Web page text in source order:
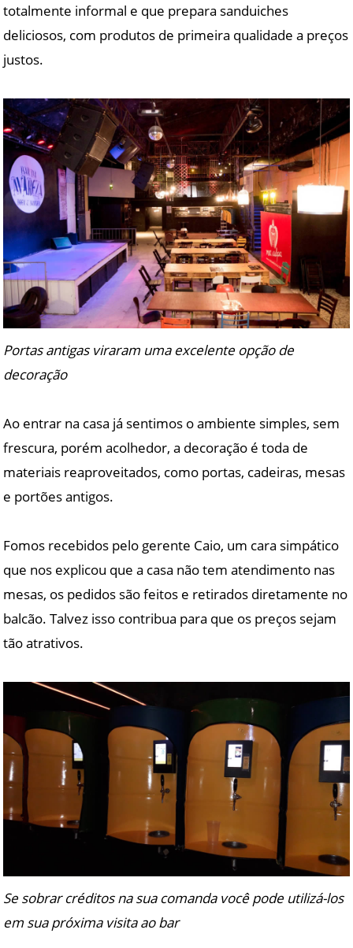
totalmente informal e que prepara sanduiches
deliciosos, com produtos de primeira qualidade a preços
justos.
Portas antigas viraram uma excelente opção de
decoração
Ao entrar na casa já sentimos o ambiente simples, sem
frescura, porém acolhedor, a decoração é toda de
materiais reaproveitados, como portas, cadeiras, mesas
e portões antigos.
Fomos recebidos pelo gerente Caio, um cara simpático
que nos explicou que a casa não tem atendimento nas
mesas, os pedidos são feitos e retirados diretamente no
balcão. Talvez isso contribua para que os preços sejam
tão atrativos.
Se sobrar créditos na sua comanda você pode utilizá-los
em sua próxima visita ao bar